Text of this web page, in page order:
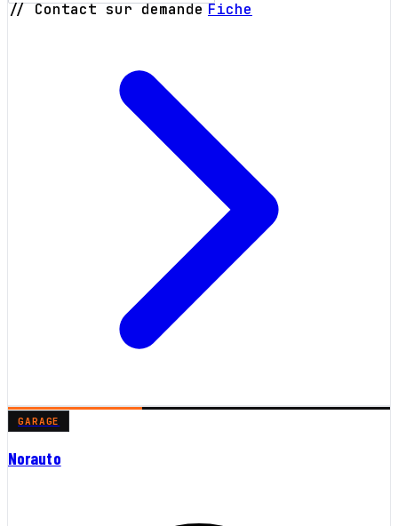
// Contact sur demande Fiche
GARAGE
Norauto